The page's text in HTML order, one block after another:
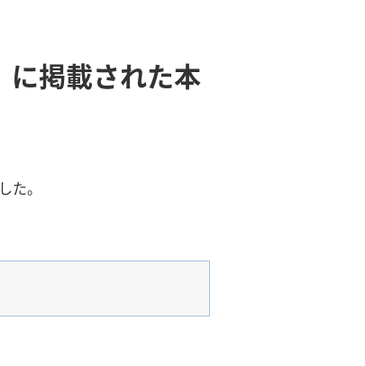
掲載された本
。